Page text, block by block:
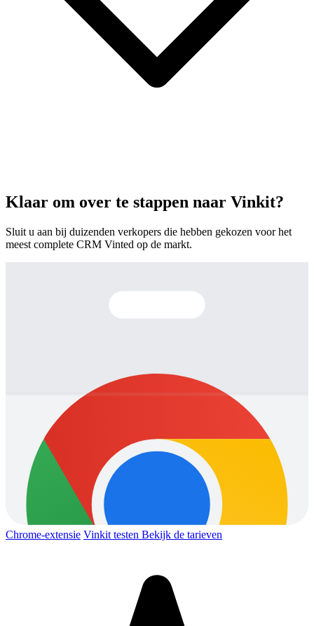
Klaar om over te stappen naar Vinkit?
Sluit u aan bij duizenden verkopers die hebben gekozen voor het
meest complete CRM Vinted op de markt.
Chrome-extensie Vinkit testen Bekijk de tarieven